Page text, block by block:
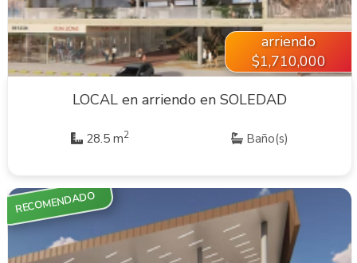
arriendo
$1,710,000
LOCAL en arriendo en SOLEDAD
28.5 m2 Baño(s)
RECOMENDADO